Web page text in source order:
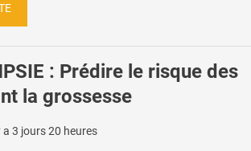
: Prédire le risque des
la grossesse
a 3 jours 20 heures